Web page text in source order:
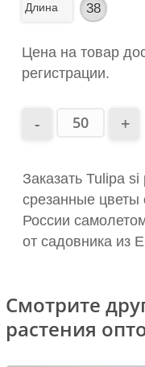
Длина 38
Цена на товар
регистрации.
Заказать Tulipa
срезанные цветы
России
от садовника из
Смотрите
растения